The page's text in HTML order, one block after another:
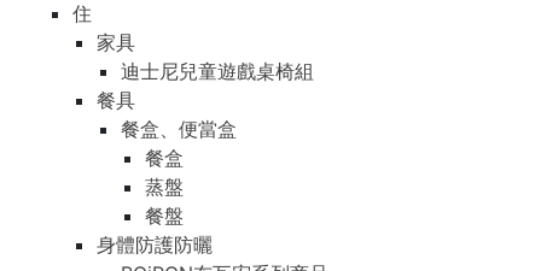
住
家具
迪士尼兒童遊戲桌椅組
餐具
餐盒、便當盒
餐盒
蒸盤
餐盤
身體防護防曬